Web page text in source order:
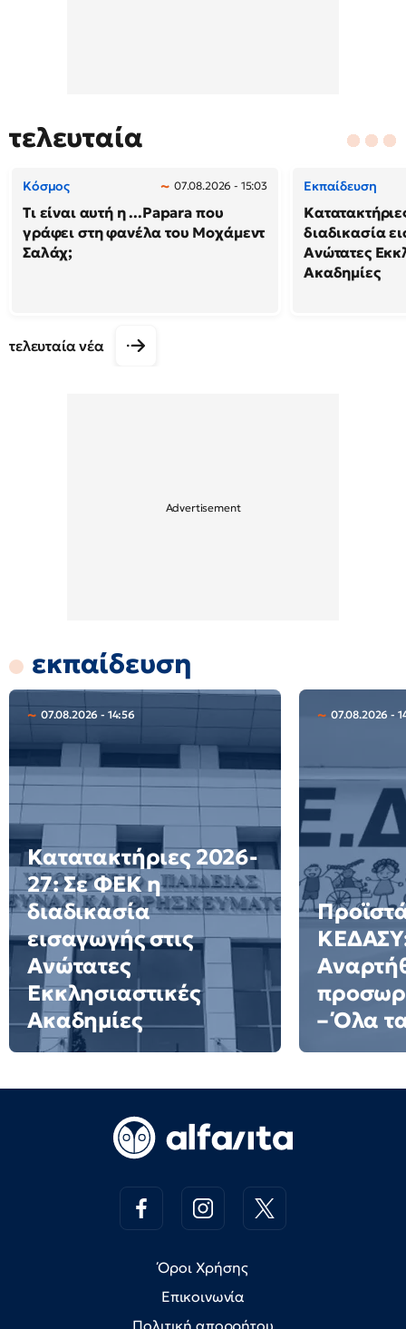
τελευταία
Κόσμος 07.08.2026 - 15:03
Τι είναι αυτή η ...Papara που
γράφει στη φανέλα του Μοχάμεντ
Σαλάχ;
Εκπαίδευση
διαδικασία
Ανώτατες
Ακαδημίες
τελευταία νέα
εκπαίδευση
07.08.2026 - 14:56
Κατατακτήριες 2026-
27: Σε ΦΕΚ η
διαδικασία
εισαγωγής στις
Ανώτατες
Εκκλησιαστικές
Ακαδημίες
07.08.2026 -
– Όλα
Όροι Χρήσης
Επικοινωνία
Πολιτική απορρήτου